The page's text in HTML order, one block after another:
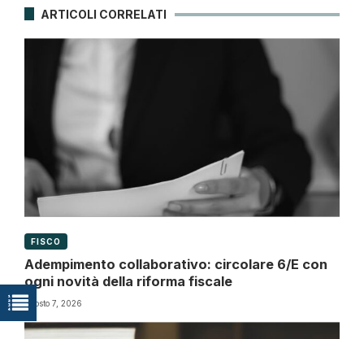
ARTICOLI CORRELATI
FISCO
Adempimento collaborativo: circolare 6/E con
ogni novità della riforma fiscale
Agosto 7, 2026